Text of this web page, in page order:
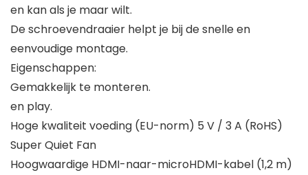
en kan als je maar wilt.
De schroevendraaier helpt je bij de snelle en
eenvoudige montage.
Eigenschappen:
Gemakkelijk te monteren.
en play.
Hoge kwaliteit voeding (EU-norm) 5 V / 3 A (RoHS)
Super Quiet Fan
Hoogwaardige HDMI-naar-microHDMI-kabel (1,2 m)